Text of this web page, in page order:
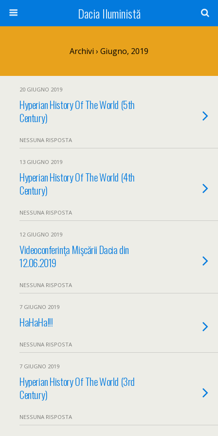
Dacia Iluministă
Archivi › Giugno, 2019
20 GIUGNO 2019
Hyperian History Of The World (5th
Century)
NESSUNA RISPOSTA
13 GIUGNO 2019
Hyperian History Of The World (4th
Century)
NESSUNA RISPOSTA
12 GIUGNO 2019
Videoconferinţa Mişcării Dacia din
12.06.2019
NESSUNA RISPOSTA
7 GIUGNO 2019
HaHaHa!!!
NESSUNA RISPOSTA
7 GIUGNO 2019
Hyperian History Of The World (3rd
Century)
NESSUNA RISPOSTA